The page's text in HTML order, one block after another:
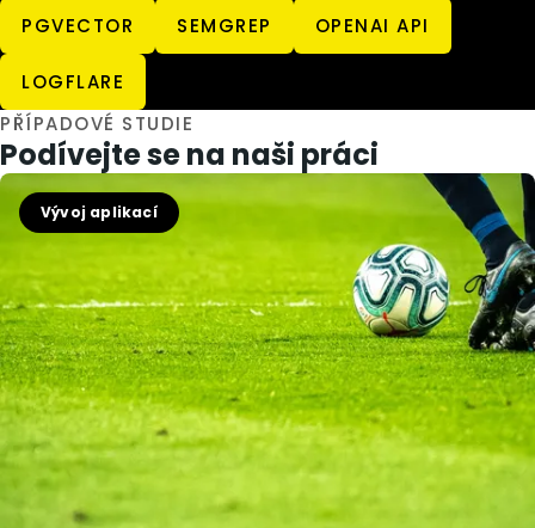
PGVECTOR SEMGREP OPENAI API
LOGFLARE
PŘÍPADOVÉ STUDIE
Podívejte se na naši práci
Vývoj aplikací